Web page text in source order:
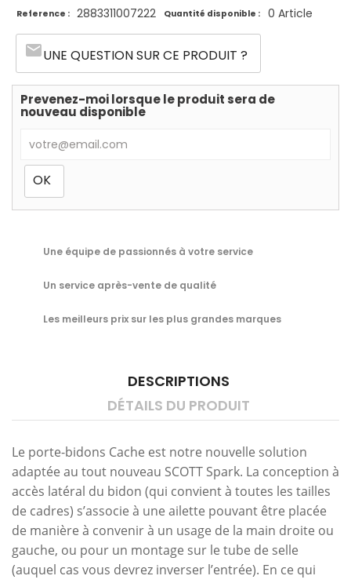
Reference : 2883311007222 Quantité disponible : 0 Article
emailUNE QUESTION SUR CE PRODUIT ?
Prevenez-moi lorsque le produit sera de
nouveau disponible
Une équipe de passionnés à votre service
Un service après-vente de qualité
Les meilleurs prix sur les plus grandes marques
DESCRIPTIONS
DÉTAILS DU PRODUIT
Le porte-bidons Cache est notre nouvelle solution
adaptée au tout nouveau SCOTT Spark. La conception à
accès latéral du bidon (qui convient à toutes les tailles
de cadres) s’associe à une ailette pouvant être placée
de manière à convenir à un usage de la main droite ou
gauche, ou pour un montage sur le tube de selle
(auquel cas vous devrez inverser l’entrée). En ce qui